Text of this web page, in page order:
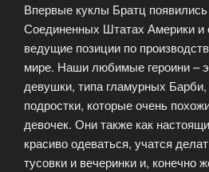
Впервые куклы Братц появились
Соединенных Штатах Америки и
ведущие позиции по
мире. Наши любимые героини –
девушки, типа гламурных Барби,
подростки, которые очень
девочек. Они также как
красиво одеваться, учатся
тусовки и вечеринки и,